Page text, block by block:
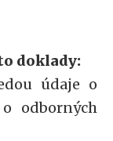
doklady:
údaje o
odborných